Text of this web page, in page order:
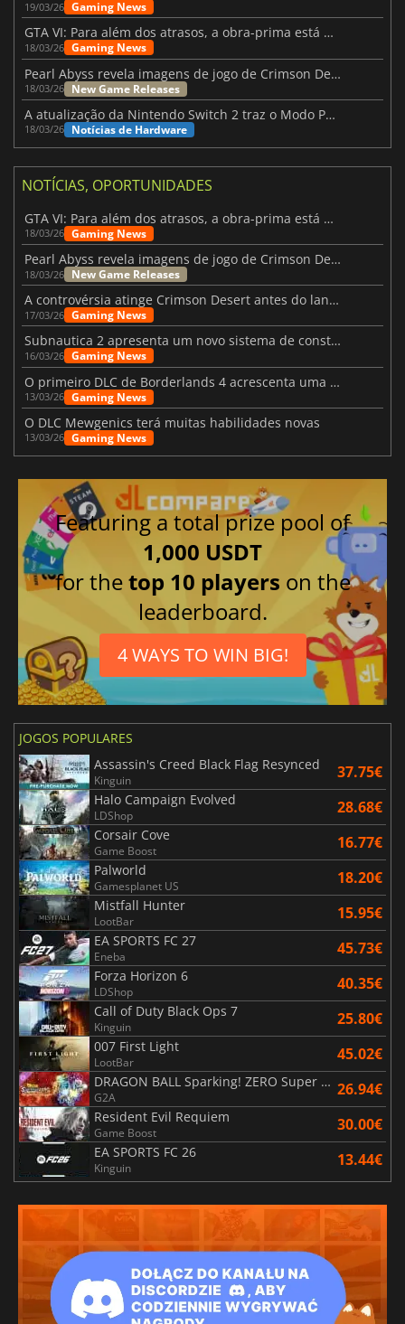
19/03/26 Gaming News
GTA VI: Para além dos atrasos, a obra-prima está quase a chegar
18/03/26 Gaming News
Pearl Abyss revela imagens de jogo de Crimson Desert para a PS5
18/03/26 New Game Releases
A atualização da Nintendo Switch 2 traz o Modo Portátil aos jogos mais antigos da Switch
18/03/26 Notícias de Hardware
NOTÍCIAS, OPORTUNIDADES
GTA VI: Para além dos atrasos, a obra-prima está quase a chegar
18/03/26 Gaming News
Pearl Abyss revela imagens de jogo de Crimson Desert para a PS5
18/03/26 New Game Releases
A controvérsia atinge Crimson Desert antes do lançamento
17/03/26 Gaming News
Subnautica 2 apresenta um novo sistema de construção de bases
16/03/26 Gaming News
O primeiro DLC de Borderlands 4 acrescenta uma nova personagem e muito mais
13/03/26 Gaming News
O DLC Mewgenics terá muitas habilidades novas
13/03/26 Gaming News
Featuring a total prize pool of
1,000 USDT
for thetop 10 players on the
leaderboard.
4 WAYS TO WIN BIG!
JOGOS POPULARES
Assassin's Creed Black Flag Resynced
Kinguin 37.75€
Halo Campaign Evolved
LDShop 28.68€
Corsair Cove
Game Boost 16.77€
Palworld
Gamesplanet US 18.20€
Mistfall Hunter
LootBar 15.95€
EA SPORTS FC 27
Eneba 45.73€
Forza Horizon 6
LDShop 40.35€
Call of Duty Black Ops 7
Kinguin 25.80€
007 First Light
LootBar 45.02€
DRAGON BALL Sparking! ZERO Super Limit Breaking NEO
G2A 26.94€
Resident Evil Requiem
Game Boost 30.00€
EA SPORTS FC 26
Kinguin 13.44€